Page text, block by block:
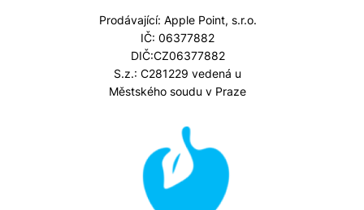
Prodávající: Apple Point, s.r.o.
IČ: 06377882
DIČ:CZ06377882
S.z.: C281229 vedená u
Městského soudu v Praze